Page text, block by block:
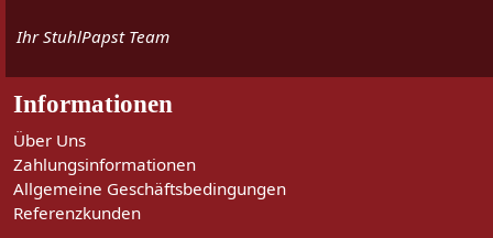
Ihr StuhlPapst Team
Informationen
Über Uns
Zahlungsinformationen
Allgemeine Geschäftsbedingungen
Referenzkunden